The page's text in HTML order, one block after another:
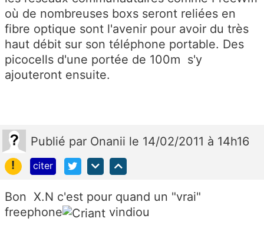
où de nombreuses boxs seront reliées en
fibre optique sont l'avenir pour avoir du très
haut débit sur son téléphone portable. Des
picocells d'une portée de 100m s'y
ajouteront ensuite.
Publié par Onanii le 14/02/2011 à 14h16
!
citer
Bon X.N c'est pour quand un "vrai"
freephone
vindiou